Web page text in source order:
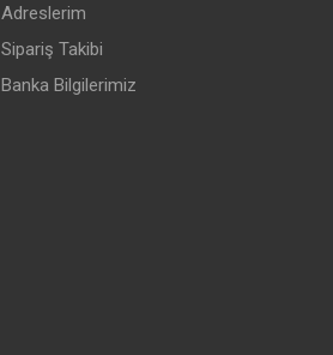
Adreslerim
Sipariş Takibi
Banka Bilgilerimiz